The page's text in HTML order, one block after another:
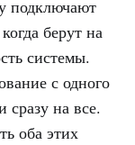
подключают
берут на
системы.
с одного
на все.
оба этих